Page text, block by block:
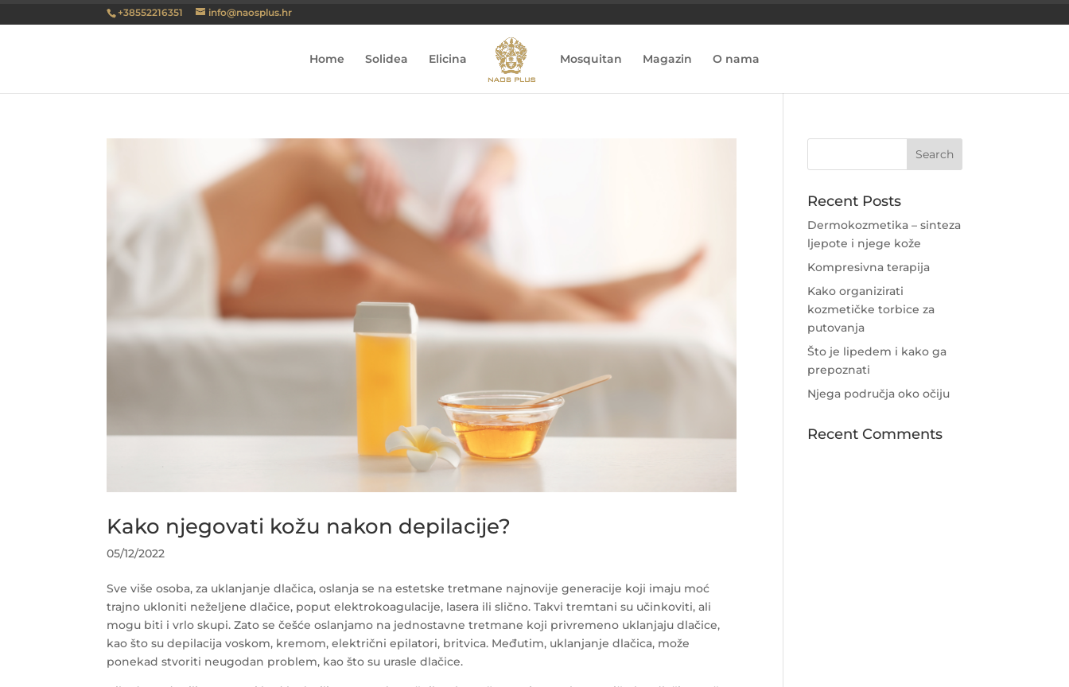
+38552216351 info@naosplus.hr
Home Solidea Elicina Mosquitan Magazin O nama
Kako njegovati kožu nakon depilacije?
05/12/2022
Sve više osoba, za uklanjanje dlačica, oslanja se na estetske tretmane najnovije generacije koji imaju moć
trajno ukloniti neželjene dlačice, poput elektrokoagulacije, lasera ili slično. Takvi tremtani su učinkoviti, ali
mogu biti i vrlo skupi. Zato se češće oslanjamo na jednostavne tretmane koji privremeno uklanjaju dlačice,
kao što su depilacija voskom, kremom, električni epilatori, britvica. Međutim, uklanjanje dlačica, može
ponekad stvoriti neugodan problem, kao što su urasle dlačice.
Recent Posts
Dermokozmetika – sinteza
ljepote i njege kože
Kompresivna terapija
Kako organizirati
kozmetičke torbice za
putovanja
Što je lipedem i kako ga
prepoznati
Njega područja oko očiju
Recent Comments